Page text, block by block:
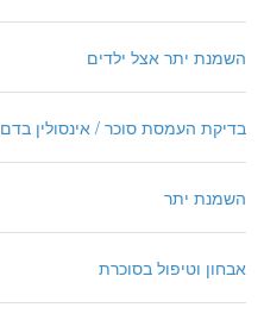
השמנת יתר אצל ילדים
בדיקת העמסת סוכר / אינסולין בדם
השמנת יתר
אבחון וטיפול בסוכרת